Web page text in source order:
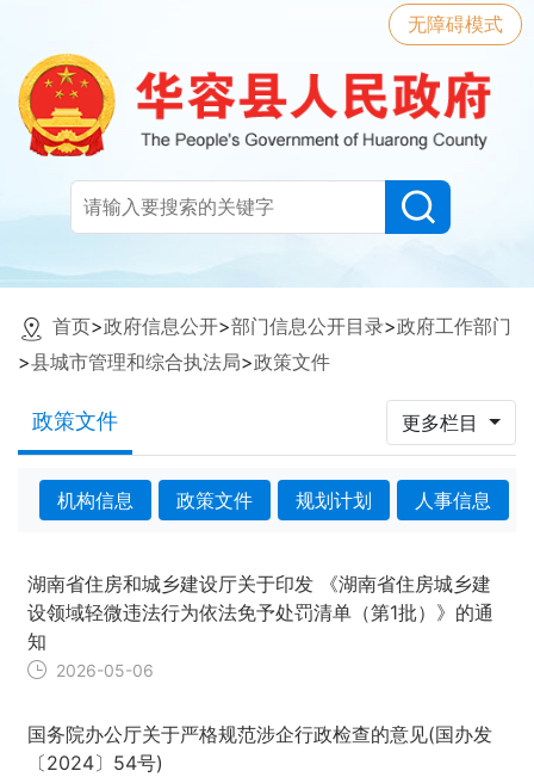
无障碍模式
首页>政府信息公开>部门信息公开目录>政府工作部门
>县城市管理和综合执法局>政策文件
政策文件 更多栏目
机构信息 政策文件 规划计划 人事信息
湖南省住房和城乡建设厅关于印发 《湖南省住房城乡建
设领域轻微违法行为依法免予处罚清单（第1批）》的通
知
2026-05-06
国务院办公厅关于严格规范涉企行政检查的意见(国办发
〔2024〕54号)